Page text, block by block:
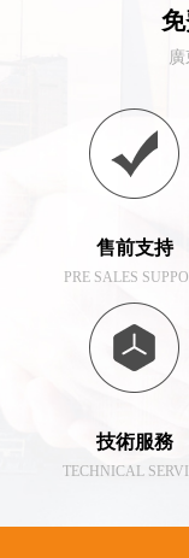
廣
售前支持
PRE SALES
技術服務
TECHNICAL